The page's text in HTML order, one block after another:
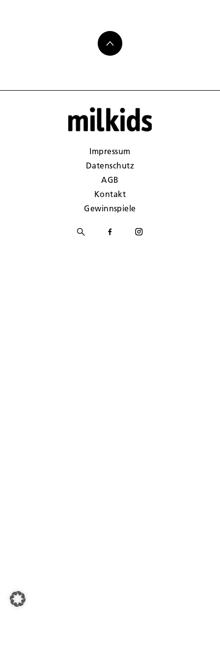
Impressum
Datenschutz
AGB
Kontakt
Gewinnspiele